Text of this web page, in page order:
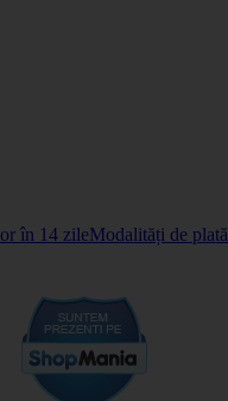
în 14 zileModalități de plată